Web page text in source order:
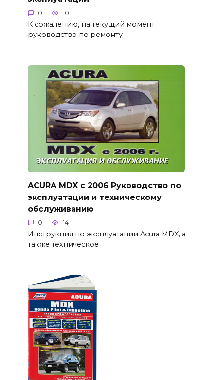
0 10
К сожалению, на текущий момент
руководство по ремонту
ACURA MDX с 2006 Руководство по
эксплуатации и техническому
обслуживанию
0 14
Инструкция по эксплуатации Acura MDX, а
также техническое